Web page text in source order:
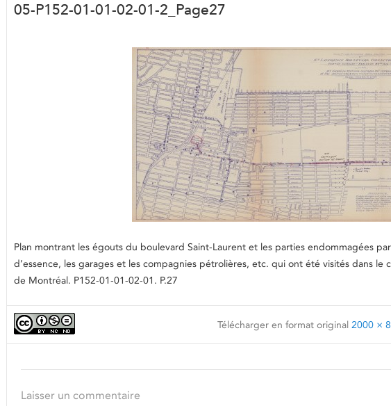
05-P152-01-01-02-01-2_Page27
Plan montrant les égouts du boulevard Saint-Laurent et les parties endommagées
d’essence, les garages et les compagnies pétrolières, etc. qui ont été visités dans
de Montréal. P152-01-01-02-01. P.27
Télécharger en format original 2000 ×
Laisser un commentaire